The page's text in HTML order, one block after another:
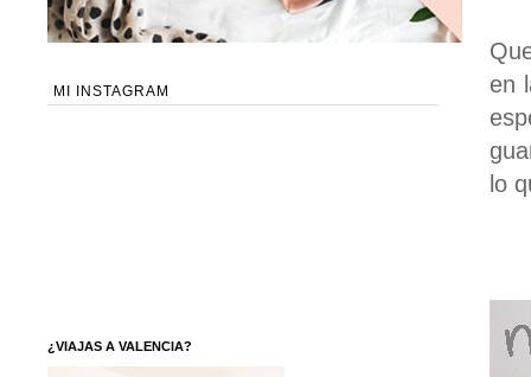
en
lo
MI INSTAGRAM
¿VIAJAS A VALENCIA?